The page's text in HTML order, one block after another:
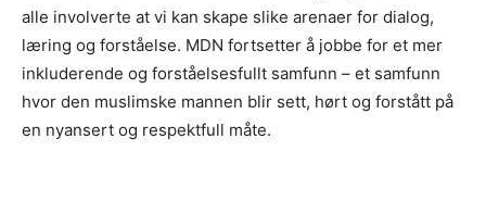
alle involverte at vi kan skape slike arenaer for dialog,
læring og forståelse. MDN fortsetter å jobbe for et mer
inkluderende og forståelsesfullt samfunn – et samfunn
hvor den muslimske mannen blir sett, hørt og forstått på
en nyansert og respektfull måte.